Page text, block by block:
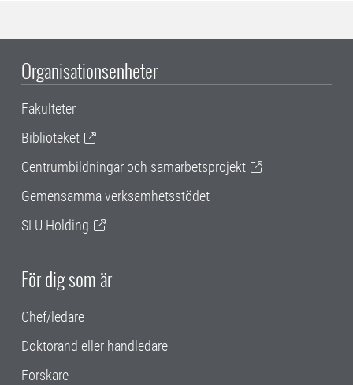
Organisationsenheter
Fakulteter
Biblioteket
Centrumbildningar och samarbetsprojekt
Gemensamma verksamhetsstödet
SLU Holding
För dig som är
Chef/ledare
Doktorand eller handledare
Forskare